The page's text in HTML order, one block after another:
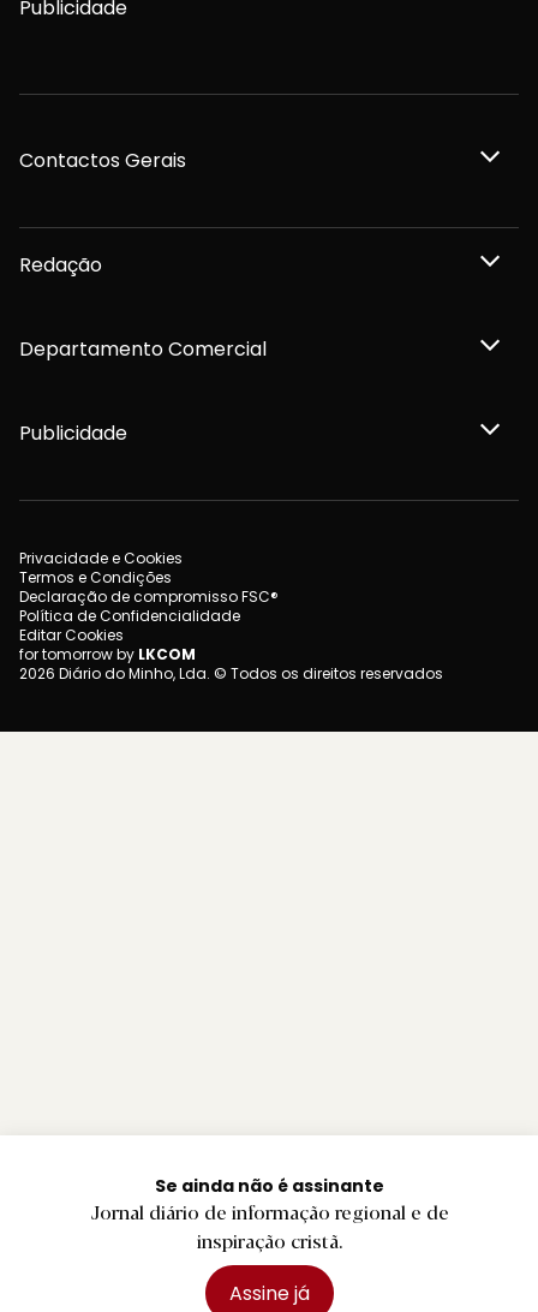
Se ainda não é assinante
Jornal diário de informação regional e de
inspiração cristã.
Assine já
Publicidade
Contactos Gerais
Redação
Departamento Comercial
Publicidade
Privacidade e Cookies
Termos e Condições
Declaração de compromisso FSC®
Política de Confidencialidade
Editar Cookies
for tomorrow by LKCOM
2026 Diário do Minho, Lda. © Todos os direitos reservados